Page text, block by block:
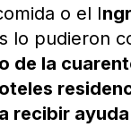
o el I
lo pudieron
de la
recibir